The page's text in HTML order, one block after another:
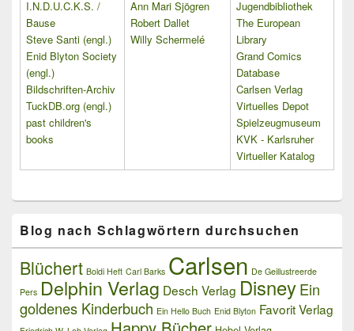
I.N.D.U.C.K.S. /
Bause
Steve Santi (engl.)
Enid Blyton Society
(engl.)
Bildschriften-Archiv
TuckDB.org (engl.)
past children's
books
Ann Mari Sjögren
Robert Dallet
Willy Schermelé
Jugendbibliothek
The European
Library
Grand Comics
Database
Carlsen Verlag
Virtuelles Depot
Spielzeugmuseum
KVK - Karlsruher
Virtueller Katalog
Blog nach Schlagwörtern durchsuchen
Blüchert Boldi Heft Carl Barks Carlsen De Geillustreerde
Pers Delphin Verlag Desch Verlag DisneyEin
goldenes Kinderbuch Ein Hello Buch Enid Blyton Favorit Verlag